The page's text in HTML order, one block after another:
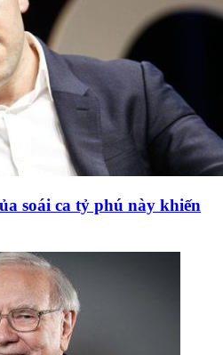
soái ca tỷ phú này khiến